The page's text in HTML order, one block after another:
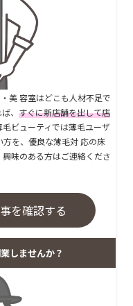
美 容室はどこも人材不足で
、 すぐに新店舗を出して店
ビューティでは薄毛ユーザ
を、優良な薄毛対 応の床
味のある方はご連絡くださ
を確認する
しませんか？